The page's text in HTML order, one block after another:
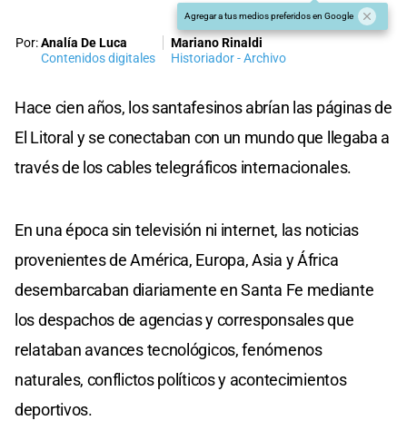
Agregar a tus medios preferidos en Google
Por:Analía De Luca
Contenidos digitales
Mariano Rinaldi
Historiador - Archivo
Hace cien años, los santafesinos abrían las páginas de
El Litoral y se conectaban con un mundo que llegaba a
través de los cables telegráficos internacionales.
En una época sin televisión ni internet, las noticias
provenientes de América, Europa, Asia y África
desembarcaban diariamente en Santa Fe mediante
los despachos de agencias y corresponsales que
relataban avances tecnológicos, fenómenos
naturales, conflictos políticos y acontecimientos
deportivos.